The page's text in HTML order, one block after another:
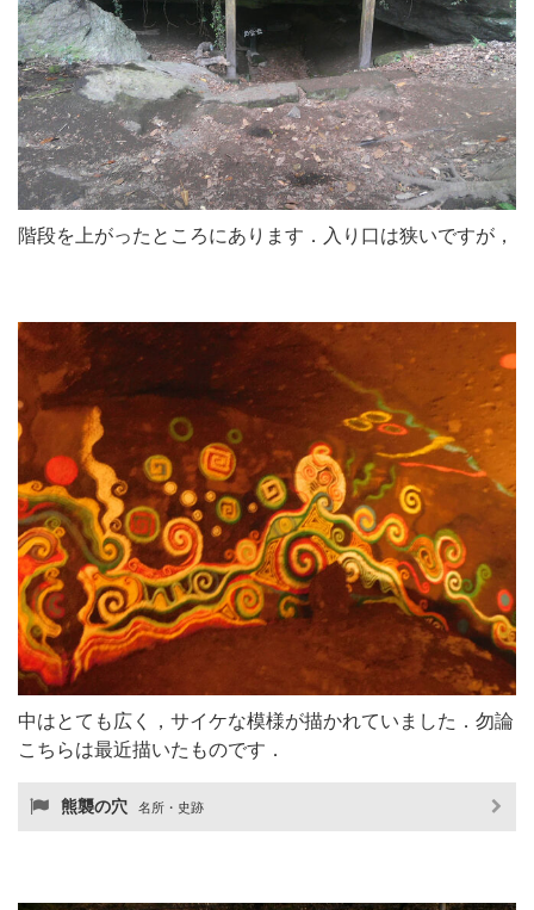
階段を上がったところにあります．入り口は狭いですが，
中はとても広く，サイケな模様が描かれていました．勿論
こちらは最近描いたものです．
熊襲の穴 名所・史跡